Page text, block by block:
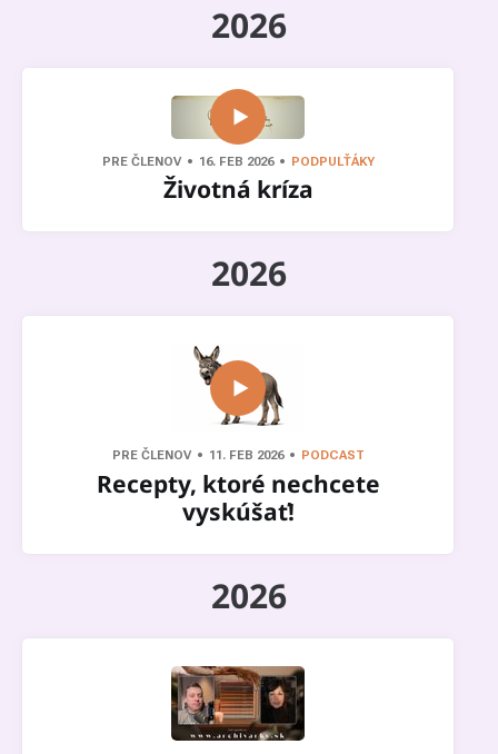
2026
PRE ČLENOV 16. FEB 2026 PODPULŤÁKY
Životná kríza
2026
PRE ČLENOV 11. FEB 2026 PODCAST
Recepty, ktoré nechcete
vyskúšať!
2026